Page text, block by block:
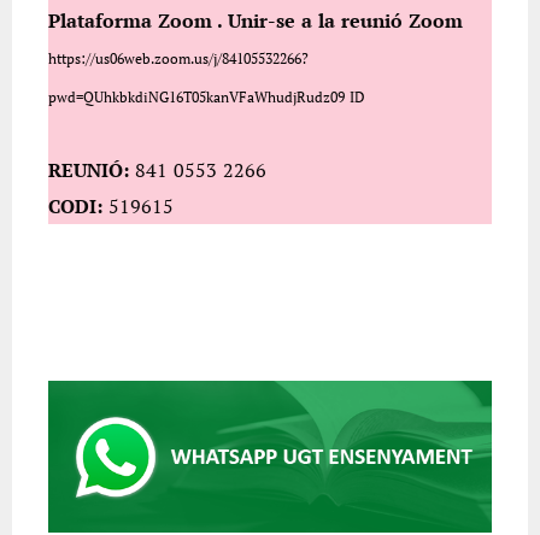
Plataforma Zoom . Unir-se a la reunió Zoom
https://us06web.zoom.us/j/84105532266?
pwd=QUhkbkdiNG16T05kanVFaWhudjRudz09 ID
REUNIÓ: 841 0553 2266
CODI: 519615